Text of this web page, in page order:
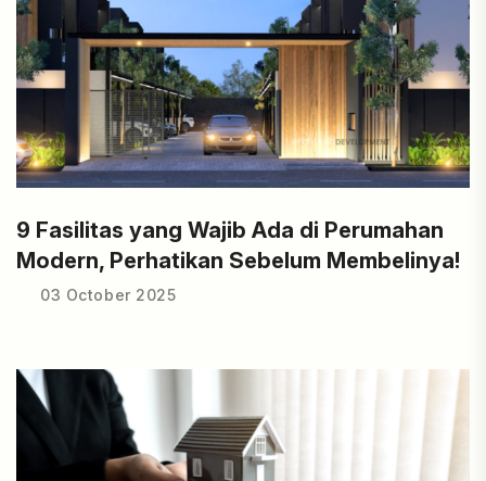
9 Fasilitas yang Wajib Ada di Perumahan
Modern, Perhatikan Sebelum Membelinya!
03 October 2025